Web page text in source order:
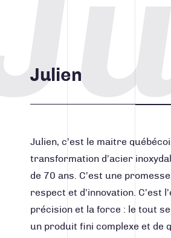
Julien
Julien, c’est le maitre
transformation d’acier
de 70 ans. C’est une
respect et d’innovation. C’est
précision et la force : le tout
un produit fini complexe et de